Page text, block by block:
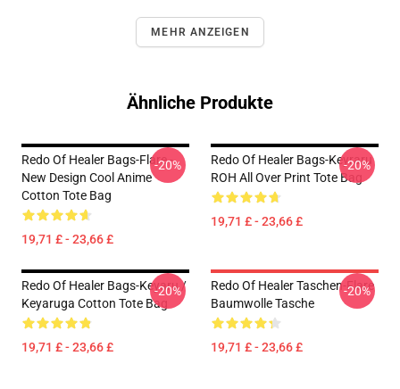
MEHR ANZEIGEN
Ähnliche Produkte
Redo Of Healer Bags-Flare -
New Design Cool Anime
Cotton Tote Bag
19,71 £ - 23,66 £
-20%
Redo Of Healer Bags-Keyraru
ROH All Over Print Tote Bag
19,71 £ - 23,66 £
-20%
Redo Of Healer Bags-Keyaru /
Keyaruga Cotton Tote Bag
19,71 £ - 23,66 £
-20%
Redo Of Healer Taschen-Flare
Baumwolle Tasche
19,71 £ - 23,66 £
-20%